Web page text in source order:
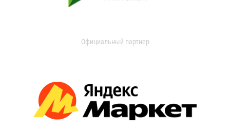
Официальный партнер